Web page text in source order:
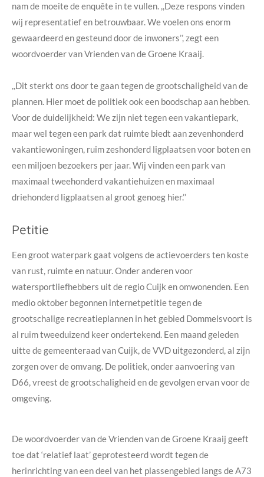
nam de moeite de enquête in te vullen. ,,Deze respons vinden
wij representatief en betrouwbaar. We voelen ons enorm
gewaardeerd en gesteund door de inwoners’’, zegt een
woordvoerder van Vrienden van de Groene Kraaij.
,,Dit sterkt ons door te gaan tegen de grootschaligheid van de
plannen. Hier moet de politiek ook een boodschap aan hebben.
Voor de duidelijkheid: We zijn niet tegen een vakantiepark,
maar wel tegen een park dat ruimte biedt aan zevenhonderd
vakantiewoningen, ruim zeshonderd ligplaatsen voor boten en
een miljoen bezoekers per jaar. Wij vinden een park van
maximaal tweehonderd vakantiehuizen en maximaal
driehonderd ligplaatsen al groot genoeg hier.’’
Petitie
Een groot waterpark gaat volgens de actievoerders ten koste
van rust, ruimte en natuur. Onder anderen voor
watersportliefhebbers uit de regio Cuijk en omwonenden. Een
medio oktober begonnen internetpetitie tegen de
grootschalige recreatieplannen in het gebied Dommelsvoort is
al ruim tweeduizend keer ondertekend. Een maand geleden
uitte de gemeenteraad van Cuijk, de VVD uitgezonderd, al zijn
zorgen over de omvang. De politiek, onder aanvoering van
D66, vreest de grootschaligheid en de gevolgen ervan voor de
omgeving.
De woordvoerder van de Vrienden van de Groene Kraaij geeft
toe dat ‘relatief laat’ geprotesteerd wordt tegen de
herinrichting van een deel van het plassengebied langs de A73